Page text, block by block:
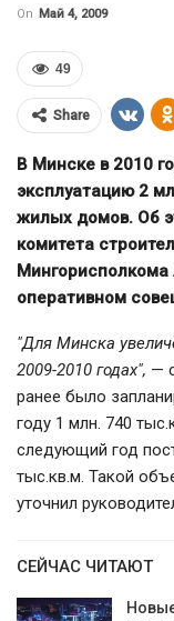
On Май 4, 2009
49
Share
В Минске в 2010
эксплуатацию 2
жилых домов. Об
комитета
оперативном
"Для Минска
2009-2010 годах", —
ранее было
году 1 млн. 740
следующий год
тыс.кв.м. Такой
уточнил
СЕЙЧАС ЧИТАЮТ